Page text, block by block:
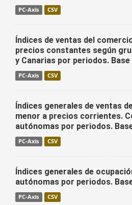
PC-Axis CSV
Índices de ventas del
precios constantes según
y Canarias por periodos. Base
PC-Axis CSV
Índices generales de ventas
menor a precios corrientes.
autónomas por periodos.
PC-Axis CSV
Índices generales de
autónomas por periodos.
PC-Axis CSV